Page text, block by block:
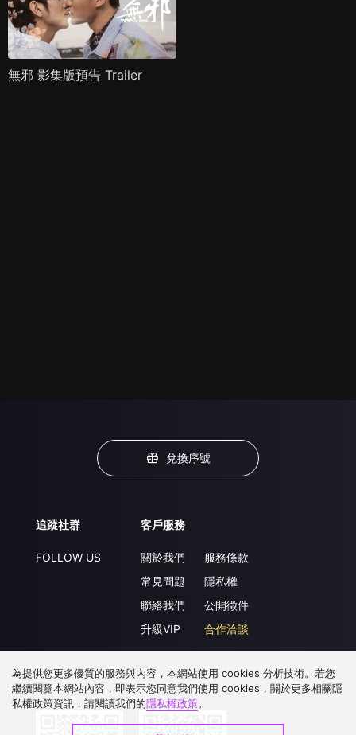
無邪 影集版預告 Trailer
兌換序號
追蹤社群
FOLLOW US
客戶服務
關於我們
常見問題
聯絡我們
升級VIP
服務條款
隱私權
公開徵件
合作洽談
下載 APP
為提供您更多優質的服務與內容，本網站使用 cookies 分析技術。若您
繼續閱覽本網站內容，即表示您同意我們使用 cookies，關於更多相關隱
私權政策資訊，請閱讀我們的隱私權政策。